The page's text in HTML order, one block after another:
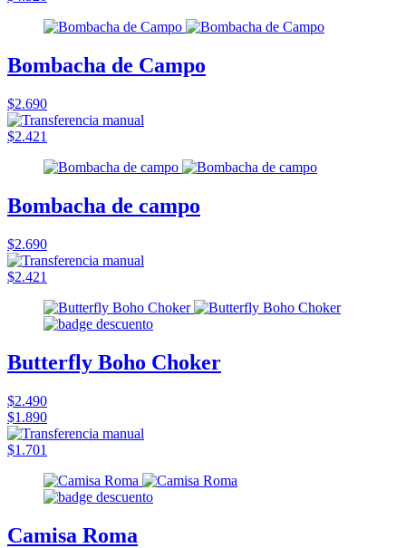
Bombacha de Campo
$2.690
$2.421
Bombacha de campo
$2.690
$2.421
Butterfly Boho Choker
$2.490
$1.890
$1.701
Camisa Roma